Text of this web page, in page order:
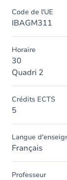
Code de l'UE
IBAGM311
Horaire
30
Quadri 2
Crédits ECTS
5
Langue
Français
Professeur